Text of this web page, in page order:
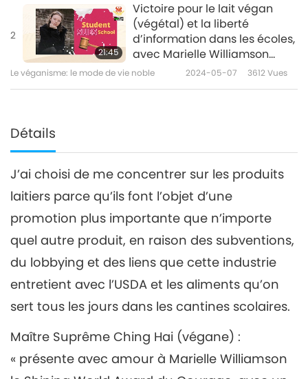
2
21:45
Victoire pour le lait végan
(végétal) et la liberté
d’information dans les écoles,
avec Marielle Williamson
(végane) partie 2/2
Le véganisme: le mode de vie noble 2024-05-07 3612Vues
Détails
J’ai choisi de me concentrer sur les produits
laitiers parce qu’ils font l’objet d’une
promotion plus importante que n’importe
quel autre produit, en raison des subventions,
du lobbying et des liens que cette industrie
entretient avec l’USDA et les aliments qu’on
sert tous les jours dans les cantines scolaires.
Maître Suprême Ching Hai (végane) :
« présente avec amour à Marielle Williamson